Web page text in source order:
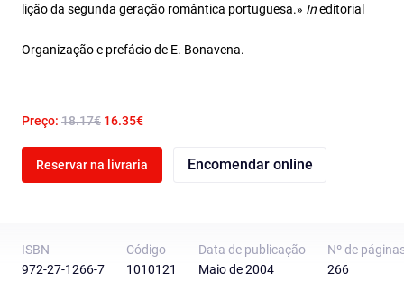
lição da segunda geração romântica portuguesa.» Ineditorial
Organização e prefácio de E. Bonavena.
Preço: 18.17€ 16.35€
Reservar na livraria Encomendar online
ISBN
972-27-1266-7
Código
1010121
Data de publicação
Maio de 2004
Nº de
266